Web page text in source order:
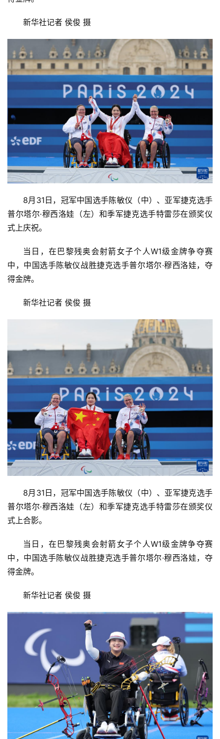
新华社记者 侯俊 摄
8月31日，冠军中国选手陈敏仪（中）、亚军捷克选手
普尔塔尔·穆西洛娃（左）和季军捷克选手特雷莎在颁奖仪
式上庆祝。
当日，在巴黎残奥会射箭女子个人W1级金牌争夺赛
中，中国选手陈敏仪战胜捷克选手普尔塔尔·穆西洛娃，夺
得金牌。
新华社记者 侯俊 摄
8月31日，冠军中国选手陈敏仪（中）、亚军捷克选手
普尔塔尔·穆西洛娃（左）和季军捷克选手特雷莎在颁奖仪
式上合影。
当日，在巴黎残奥会射箭女子个人W1级金牌争夺赛
中，中国选手陈敏仪战胜捷克选手普尔塔尔·穆西洛娃，夺
得金牌。
新华社记者 侯俊 摄